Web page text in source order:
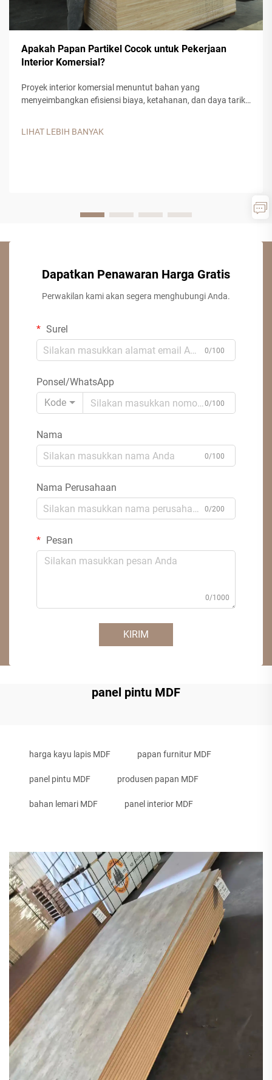
Apakah Papan Partikel Cocok untuk Pekerjaan
Interior Komersial?
Proyek interior komersial menuntut bahan yang
menyeimbangkan efisiensi biaya, ketahanan, dan daya tarik
LIHAT LEBIH BANYAK
Dapatkan Penawaran Harga Gratis
Perwakilan kami akan segera menghubungi Anda.
Surel
0/100
Ponsel/WhatsApp
Kode
0/100
Nama
0/100
Nama Perusahaan
0/200
Pesan
0/1000
KIRIM
panel pintu MDF
harga kayu lapis MDF papan furnitur MDF
panel pintu MDF produsen papan MDF
bahan lemari MDF panel interior MDF